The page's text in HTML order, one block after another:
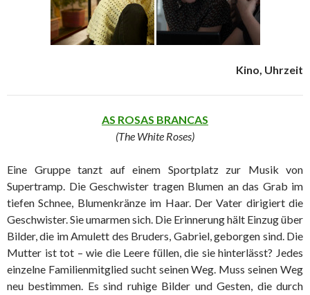
Kino, Uhrzeit
AS ROSAS BRANCAS
(The White Roses)
Eine Gruppe tanzt auf einem Sportplatz zur Musik von
Supertramp. Die Geschwister tragen Blumen an das Grab im
tiefen Schnee, Blumenkränze im Haar. Der Vater dirigiert die
Geschwister. Sie umarmen sich. Die Erinnerung hält Einzug über
Bilder, die im Amulett des Bruders, Gabriel, geborgen sind. Die
Mutter ist tot – wie die Leere füllen, die sie hinterlässt? Jedes
einzelne Familienmitglied sucht seinen Weg. Muss seinen Weg
neu bestimmen. Es sind ruhige Bilder und Gesten, die durch